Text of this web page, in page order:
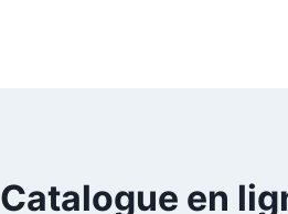
Catalogue en